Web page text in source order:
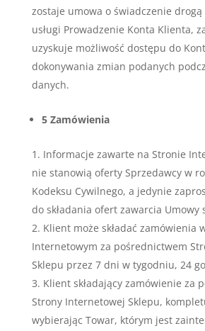
zostaje umowa o świadczenie
usługi Prowadzenie Konta Klienta,
uzyskuje możliwość dostępu do
dokonywania zmian podanych
danych.
5 Zamówienia
Informacje zawarte na Stronie
nie stanowią oferty Sprzedawcy w
Kodeksu Cywilnego, a jedynie
do składania ofert zawarcia Umowy
Klient może składać zamówienia
Internetowym za pośrednictwem
Sklepu przez 7 dni w tygodniu, 24
Klient składający zamówienie za
Strony Internetowej Sklepu,
wybierając Towar, którym jest